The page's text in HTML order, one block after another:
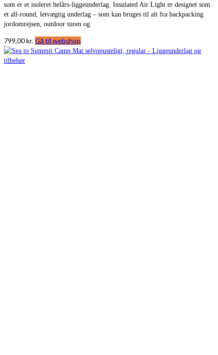
som er et isoleret helårs-liggeunderlag. Insulated Air Light er designet som
et all-round, letvægtig underlag – som kan bruges til alt fra backpacking
jordomrejsen, outdoor turen og
799,00kr. Gå til webshop